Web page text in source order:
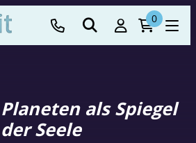
0
Planeten als Spiegel
der Seele